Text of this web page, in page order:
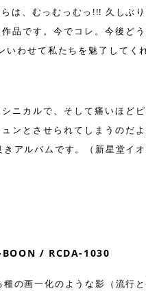
は、むっむっむっ!!! 久しぶ
品です。今でコレ。今後ど
わせて私たちを魅了してく
ニカルで、そして痛いほどピ
ンとさせられてしまうのだよ
アルバムです。（新星堂イ
BOON / RCDA-1030
の画一化のような影（流行